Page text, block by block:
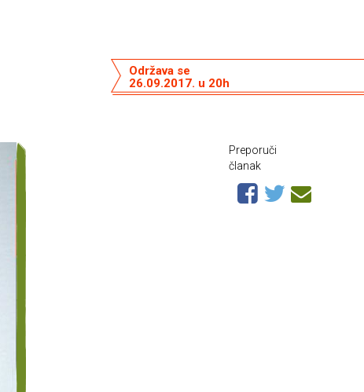
Održava se
26.09.2017. u 20h
Preporuči
članak